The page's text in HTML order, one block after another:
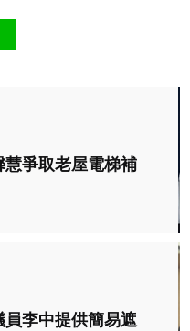
爭取老屋電梯補
李中提供簡易遮